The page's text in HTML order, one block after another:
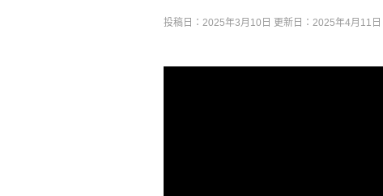
投稿日：2025年3月10日 更新日：2025年4月11日